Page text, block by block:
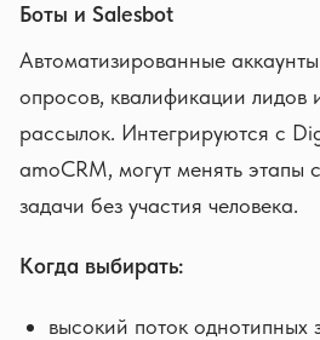
Боты и Salesbot
Автоматизированные
опросов, квалификации лидов
рассылок. Интегрируются с
amoCRM, могут менять этапы
задачи без участия человека.
Когда выбирать:
высокий поток однотипных